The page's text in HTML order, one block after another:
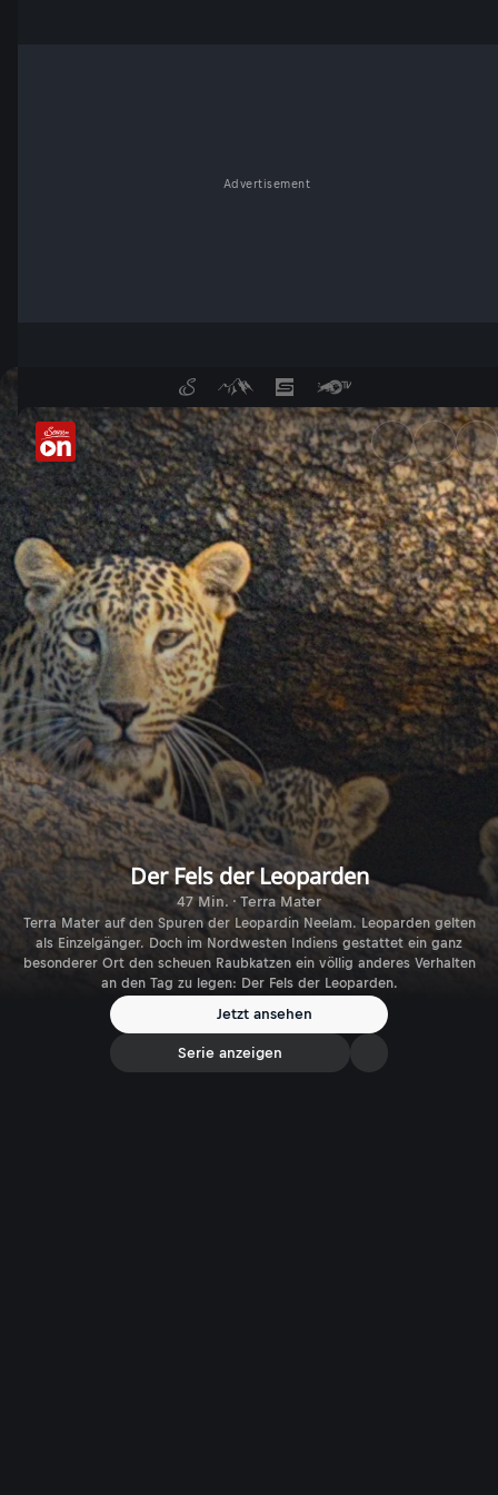
Advertisement
Der Fels der Leoparden -
Der Fels der Leoparden
47 Min. · Terra Mater
Terra Mater auf den Spuren der Leopardin Neelam. Leoparden gelten
als Einzelgänger. Doch im Nordwesten Indiens gestattet ein ganz
besonderer Ort den scheuen Raubkatzen ein völlig anderes Verhalten
an den Tag zu legen: Der Fels der Leoparden.
Jetzt ansehen
Serie anzeigen